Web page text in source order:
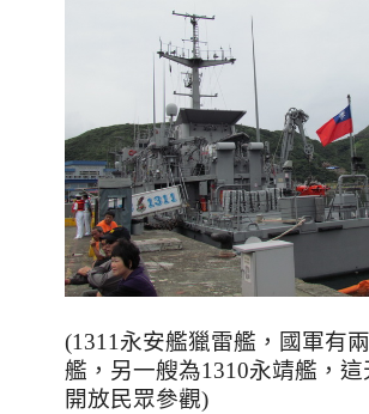
(1311 永安艦獵雷艦，國軍有
艦，另一艘為1310永靖艦，這
開放民眾參觀)